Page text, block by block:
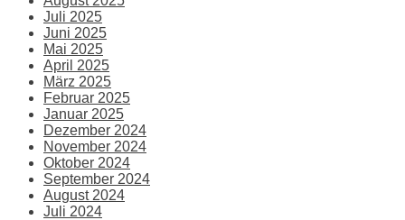
Juli 2025
Juni 2025
Mai 2025
April 2025
März 2025
Februar 2025
Januar 2025
Dezember 2024
November 2024
Oktober 2024
September 2024
August 2024
Juli 2024